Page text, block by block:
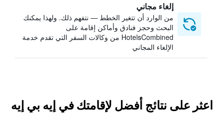
إلغاء مجاني
من الوارد أن تتغير الخطط — نتفهم ذلك. ولهذا يمكنك
البحث وحجز فنادق وأماكن إقامة على
HotelsCombined من وكالات السفر التي تقدم خدمة
الإلغاء المجاني
اعثر على نتائج أفضل لإقامتك في إيه بي إيه